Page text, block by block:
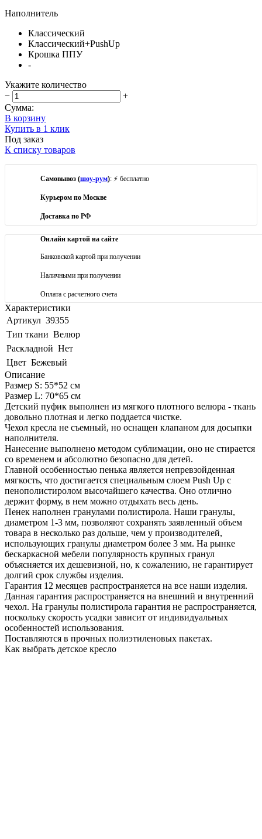
Наполнитель
Классический
Классический+PushUp
Крошка ППУ
-
Укажите количество
−
+
Сумма:
В корзину
Купить в 1 клик
Под заказ
К списку товаров
Самовывоз (шоу-рум): ⚡ бесплатно
Курьером по Москве
Доставка по РФ
Онлайн картой на сайте
Банковской картой при получении
Наличными при получении
Оплата с расчетного счета
Характеристики
Артикул 39355
Тип ткани Велюр
Раскладной Нет
Цвет Бежевый
Описание
Размер S: 55*52 см
Размер L: 70*65 см
Детский пуфик выполнен из мягкого плотного велюра - ткань
довольно плотная и легко поддается чистке.
Чехол кресла не съемный, но оснащен клапаном для досыпки
наполнителя.
Нанесение выполнено методом сублимации, оно не стирается
со временем и абсолютно безопасно для детей.
Главной особенностью пенька является непревзойденная
мягкость, что достигается специальным слоем Push Up с
пенополистиролом высочайшего качества. Оно отлично
держит форму, в нем можно отдыхать весь день.
Пенек наполнен гранулами полистирола. Наши гранулы,
диаметром 1-3 мм, позволяют сохранять заявленный объем
товара в несколько раз дольше, чем у производителей,
использующих гранулы диаметром более 3 мм. На рынке
бескаркасной мебели популярность крупных гранул
объясняется их дешевизной, но, к сожалению, не гарантирует
долгий срок службы изделия.
Гарантия 12 месяцев распространяется на все наши изделия.
Данная гарантия распространяется на внешний и внутренний
чехол. На гранулы полистирола гарантия не распространяется,
поскольку скорость усадки зависит от индивидуальных
особенностей использования.
Поставляются в прочных полиэтиленовых пакетах.
Как выбрать детское кресло